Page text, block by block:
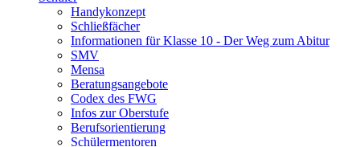
Handykonzept
Schließfächer
Informationen für Klasse 10 - Der Weg zum Abitur
SMV
Mensa
Beratungsangebote
Codex des FWG
Infos zur Oberstufe
Berufsorientierung
Schülermentoren